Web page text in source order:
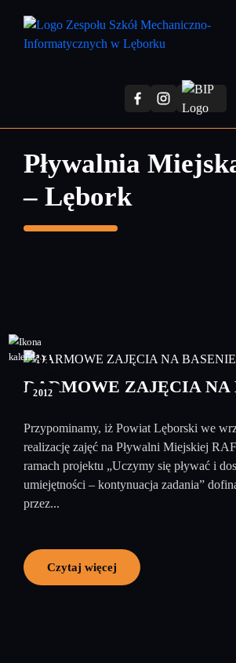
treści
Pływalnia
– Lębork
31
2012
DARMOWE ZAJĘCIA NA
Przypominamy, iż Powiat Lęborski we
realizację zajęć na Pływalni Miejskiej
ramach projektu „Uczymy się pływać i
umiejętności – kontynuacja zadania”
przez...
Czytaj więcej